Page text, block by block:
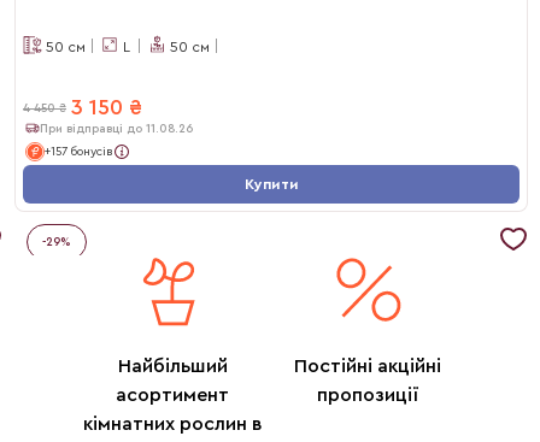
50 см L 50 см
4 450 ₴ 3 150 ₴
При відправці до 11.08.26
+157 бонусів
Купити
-29%
Найбільший
асортимент
кімнатних рослин в
Постійні акційні
пропозиції